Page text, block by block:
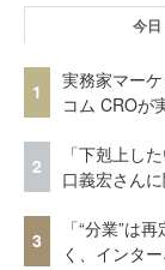
今日
1
実務家マー
コム CROが
2
「下剋上し
口義宏さん
3
「“分業”は
く、インタ